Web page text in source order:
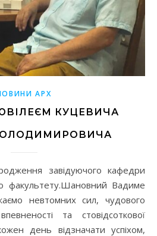
АРХ
КУЦЕВИЧА
факультету.Шановний Вадиме
невтомних сил, чудового
та стовідсоткової
день відзначати успіхом,